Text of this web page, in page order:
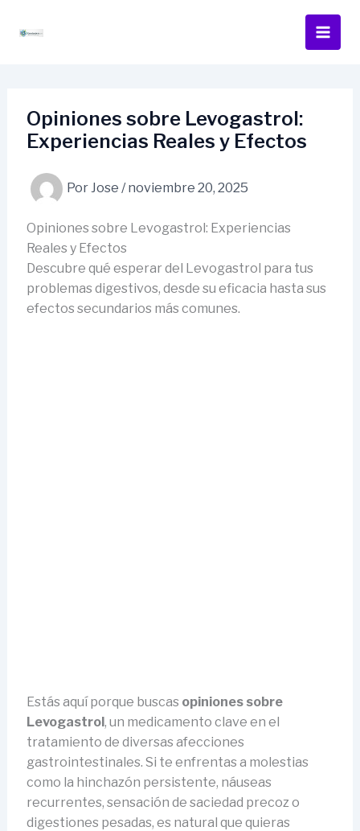
Opiniones sobre Levogastrol:
Experiencias Reales y Efectos
PorJose /noviembre 20, 2025
Opiniones sobre Levogastrol: Experiencias
Reales y Efectos
Descubre qué esperar del Levogastrol para tus
problemas digestivos, desde su eficacia hasta sus
efectos secundarios más comunes.
Estás aquí porque buscas opiniones sobre
Levogastrol, un medicamento clave en el
tratamiento de diversas afecciones
gastrointestinales. Si te enfrentas a molestias
como la hinchazón persistente, náuseas
recurrentes, sensación de saciedad precoz o
digestiones pesadas, es natural que quieras